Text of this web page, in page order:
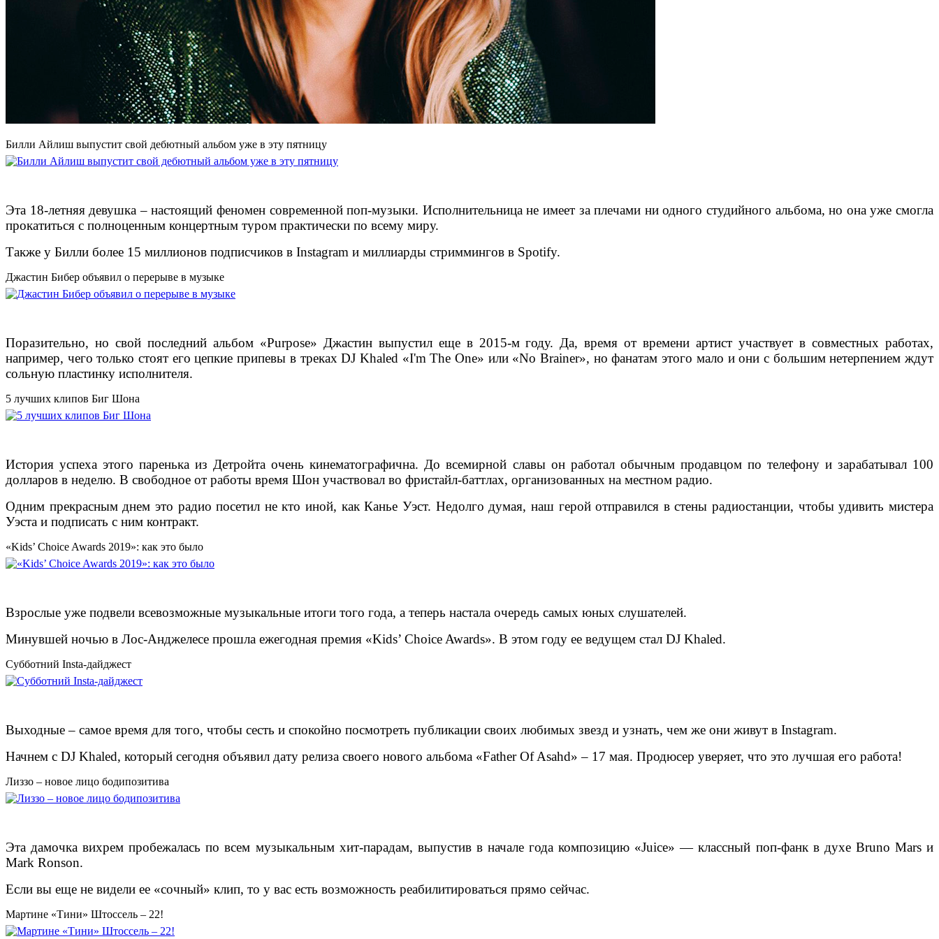
Билли Айлиш выпустит свой дебютный альбом уже в эту пятницу
Эта 18-летняя девушка – настоящий феномен современной поп-музыки. Исполнительница не имеет за плечами ни одного студийного альбома, но она уже смогла
прокатиться с полноценным концертным туром практически по всему миру.
Также у Билли более 15 миллионов подписчиков в Instagram и миллиарды стриммингов в Spotify.
Джастин Бибер объявил о перерыве в музыке
Поразительно, но свой последний альбом «Purpose» Джастин выпустил еще в 2015-м году. Да, время от времени артист участвует в совместных работах,
например, чего только стоят его цепкие припевы в треках DJ Khaled «I'm The One» или «No Brainer», но фанатам этого мало и они с большим нетерпением ждут
сольную пластинку исполнителя.
5 лучших клипов Биг Шона
История успеха этого паренька из Детройта очень кинематографична. До всемирной славы он работал обычным продавцом по телефону и зарабатывал 100
долларов в неделю. В свободное от работы время Шон участвовал во фристайл-баттлах, организованных на местном радио.
Одним прекрасным днем это радио посетил не кто иной, как Канье Уэст. Недолго думая, наш герой отправился в стены радиостанции, чтобы удивить мистера
Уэста и подписать с ним контракт.
«Kids’ Choice Awards 2019»: как это было
Взрослые уже подвели всевозможные музыкальные итоги того года, а теперь настала очередь самых юных слушателей.
Минувшей ночью в Лос-Анджелесе прошла ежегодная премия «Kids’ Choice Awards». В этом году ее ведущем стал DJ Khaled.
Субботний Insta-дайджест
Выходные – самое время для того, чтобы сесть и спокойно посмотреть публикации своих любимых звезд и узнать, чем же они живут в Instagram.
Начнем с DJ Khaled, который сегодня объявил дату релиза своего нового альбома «Father Of Asahd» – 17 мая. Продюсер уверяет, что это лучшая его работа!
Лиззо – новое лицо бодипозитива
Эта дамочка вихрем пробежалась по всем музыкальным хит-парадам, выпустив в начале года композицию «Juice» — классный поп-фанк в духе Bruno Mars и
Mark Ronson.
Если вы еще не видели ее «сочный» клип, то у вас есть возможность реабилитироваться прямо сейчас.
Мартине «Тини» Штоссель – 22!